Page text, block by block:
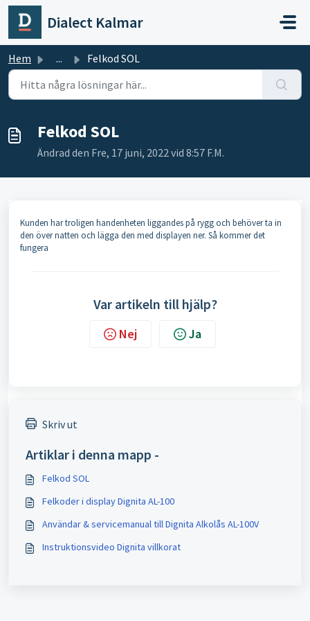
Hoppa över till huvudinnehåll
Dialect Kalmar
Hem ... Felkod SOL
Felkod SOL
Ändrad den Fre, 17 juni, 2022 vid 8:57 F.M.
Kunden har troligen handenheten liggandes på rygg och behöver ta in
den över natten och lägga den med displayen ner. Så kommer det
fungera
Var artikeln till hjälp?
Nej Ja
Skriv ut
Artiklar i denna mapp -
Felkod SOL
Felkoder i display Dignita AL-100
Användar & servicemanual till Dignita Alkolås AL-100V
Instruktionsvideo Dignita villkorat